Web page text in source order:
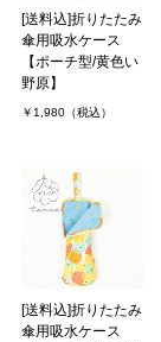
[送料込]折りたたみ
傘用吸水ケース
【ポーチ型/黄色い
野原】
￥1,980（税込）
[送料込]折りたたみ
傘用吸水ケース